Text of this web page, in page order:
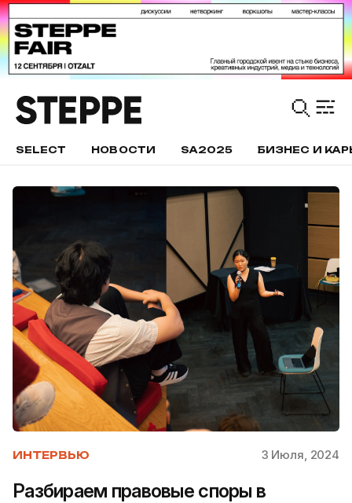
SELECT НОВОСТИ SA2025 БИЗНЕС И
ИНТЕРВЬЮ 3 Июля, 2024
Разбираем правовые споры в